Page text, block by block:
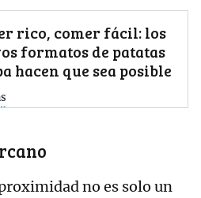
rico, comer fácil: los
formatos de patatas
hacen que sea posible
no es solo un